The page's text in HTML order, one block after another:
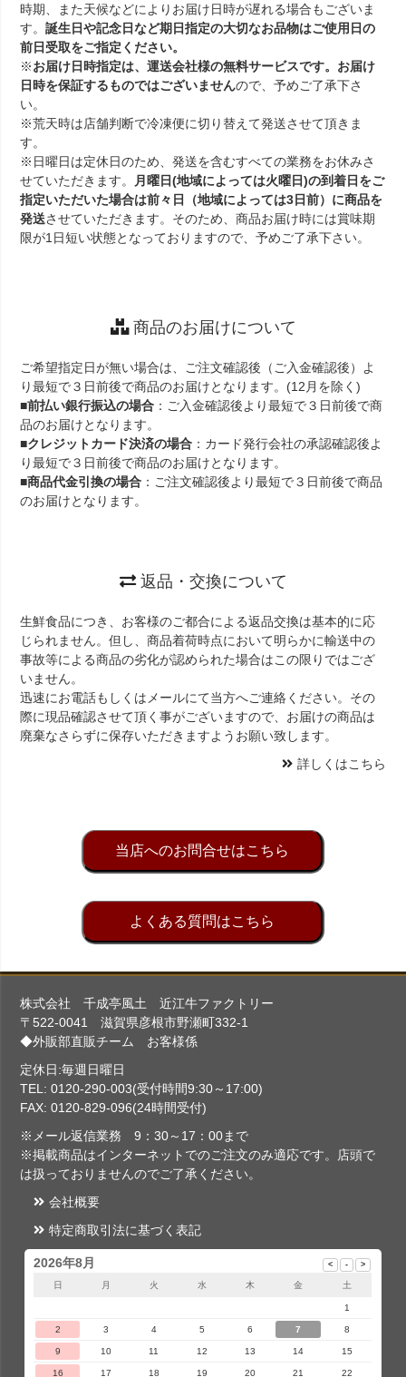
時期、また天候などによりお届け日時が遅れる場合もございま
す。誕生日や記念日など期日指定の大切なお品物はご使用日の
前日受取をご指定ください。
※お届け日時指定は、運送会社様の無料サービスです。お届け
日時を保証するものではございませんので、予めご了承下さ
い。
※荒天時は店舗判断で冷凍便に切り替えて発送させて頂きま
す。
※日曜日は定休日のため、発送を含むすべての業務をお休みさ
せていただきます。
月曜日(地域によっては火曜日)の到着日をご
指定いただいた場合は前々日（地域によっては3日前）に商品を
発送させていただきます。そのため、商品お届け時には賞味期
限が1日短い状態となっておりますので、予めご了承下さい。
商品のお届けについて
ご希望指定日が無い場合は、ご注文確認後（ご入金確認後）よ
り最短で３日前後で商品のお届けとなります。(12月を除く)
■前払い銀行振込の場合 ：ご入金確認後より最短で３日前後で商
品のお届けとなります。
■クレジットカード決済の場合 ：カード発行会社の承認確認後よ
り最短で３日前後で商品のお届けとなります。
■商品代金引換の場合 ：ご注文確認後より最短で３日前後で商品
のお届けとなります。
返品・交換について
生鮮食品につき、お客様のご都合による返品交換は基本的に応
じられません。但し、商品着荷時点において明らかに輸送中の
事故等による商品の劣化が認められた場合はこの限りではござ
いません。
迅速にお電話もしくはメールにて当方へご連絡ください。その
際に現品確認させて頂く事がございますので、お届けの商品は
廃棄なさらずに保存いただきますようお願い致します。
詳しくはこちら
当店へのお問合せはこちら
よくある質問はこちら
株式会社 千成亭風土 近江牛ファクトリー
〒522-0041 滋賀県彦根市野瀬町332-1
◆外販部直販チーム お客様係
定休日:毎週日曜日
TEL: 0120-290-003(受付時間9:30～17:00)
FAX: 0120-829-096(24時間受付)
※メール返信業務 9：30～17：00まで
※掲載商品はインターネットでのご注文のみ適応です。店頭で
は扱っておりませんのでご了承ください。
会社概要
特定商取引法に基づく表記
2026年8月
日 月 火 水 木 金 土
1
2 3 4 5 6 7 8
9 10 11 12 13 14 15
16 17 18 19 20 21 22